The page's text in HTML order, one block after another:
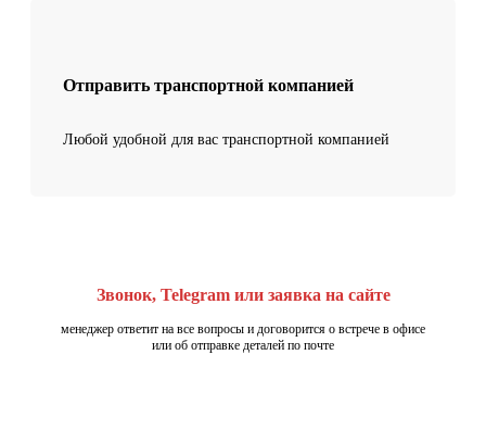
Отправить транспортной компанией
Любой удобной для вас транспортной компанией
Звонок, Telegram или заявка на сайте
менеджер ответит на все вопросы и договорится о встрече в офисе
или об отправке деталей по почте